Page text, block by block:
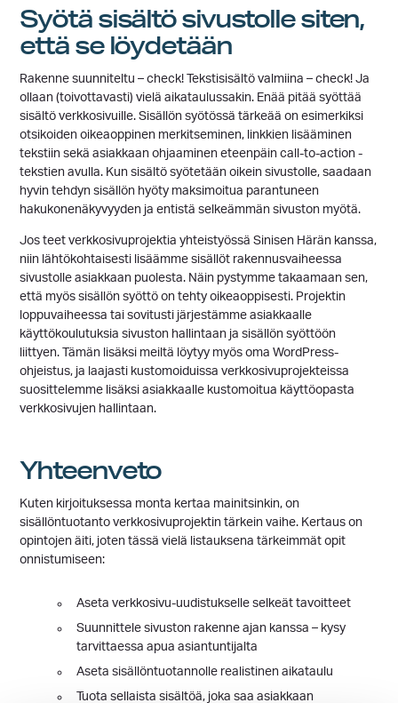
Syötä sisältö sivustolle siten,
että se löydetään
Rakenne suunniteltu – check! Tekstisisältö valmiina – check! Ja
ollaan (toivottavasti) vielä aikataulussakin. Enää pitää syöttää
sisältö verkkosivuille. Sisällön syötössä tärkeää on esimerkiksi
otsikoiden oikeaoppinen merkitseminen, linkkien lisääminen
tekstiin sekä asiakkaan ohjaaminen eteenpäin call-to-action -
tekstien avulla. Kun sisältö syötetään oikein sivustolle, saadaan
hyvin tehdyn sisällön hyöty maksimoitua parantuneen
hakukonenäkyvyyden ja entistä selkeämmän sivuston myötä.
Jos teet verkkosivuprojektia yhteistyössä Sinisen Härän kanssa,
niin lähtökohtaisesti lisäämme sisällöt rakennusvaiheessa
sivustolle asiakkaan puolesta. Näin pystymme takaamaan sen,
että myös sisällön syöttö on tehty oikeaoppisesti. Projektin
loppuvaiheessa tai sovitusti järjestämme asiakkaalle
käyttökoulutuksia sivuston hallintaan ja sisällön syöttöön
liittyen. Tämän lisäksi meiltä löytyy myös oma WordPress-
ohjeistus, ja laajasti kustomoiduissa verkkosivuprojekteissa
suosittelemme lisäksi asiakkaalle kustomoitua käyttöopasta
verkkosivujen hallintaan.
Yhteenveto
Kuten kirjoituksessa monta kertaa mainitsinkin, on
sisällöntuotanto verkkosivuprojektin tärkein vaihe. Kertaus on
opintojen äiti, joten tässä vielä listauksena tärkeimmät opit
onnistumiseen:
Aseta verkkosivu-uudistukselle selkeät tavoitteet
Suunnittele sivuston rakenne ajan kanssa – kysy
tarvittaessa apua asiantuntijalta
Aseta sisällöntuotannolle realistinen aikataulu
Tuota sellaista sisältöä, joka saa asiakkaan